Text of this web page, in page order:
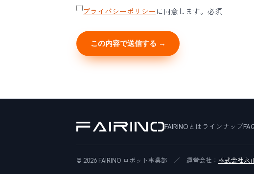
プライバシーポリシー に同意します。 必須
この内容で送信する →
FAIRINOとは ラインナップ
© 2026 FAIRINO ロボット事業部 ／ 運営会社： 株式会社永